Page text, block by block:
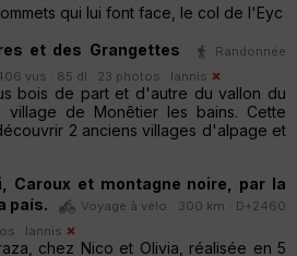
qui lui font face, le col de l'Eyc
et des Grangettes
Randonnée
vus · 85 dl · 23 photos · Iannis
bois de part et d'autre du vallon du
de Monêtier les bains. Cette
2 anciens villages d'alpage et
Caroux et montagne noire, par la
país.
Voyage à vélo · 300 km · D+2460
· Iannis
chez Nico et Olivia, réalisée en 5